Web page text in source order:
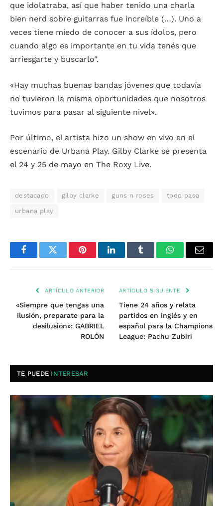
que idolatraba, así que haber tenido una charla
bien nerd sobre guitarras fue increíble (…). Uno a
veces tiene miedo de conocer a sus ídolos, pero
cuando algo es importante en tu vida tenés que
arriesgarte y buscarlo”.
«Hay muchas buenas bandas jóvenes que todavía
no tuvieron la misma oportunidades que nosotros
tuvimos para pasar al siguiente nivel».
Por último, el artista hizo un show en vivo en el
escenario de Urbana Play. Gilby Clarke se presenta
el 24 y 25 de mayo en The Roxy Live.
destacado gilby clarke guns n roses todo pasa
urbana play
FacebookTwitter PinterestLinkedInTumblr WhatsAppEmail
ARTÍCULO ANTERIOR
«Siempre que tengas una
ilusión, preparate para la
desilusión»: GABRIEL
ROLÓN
ARTÍCULO SIGUIENTE
Tiene 24 años y relata
partidos en inglés y en
español para la Champions
League: Pachu Zubiri
TE PUEDE INTERESAR